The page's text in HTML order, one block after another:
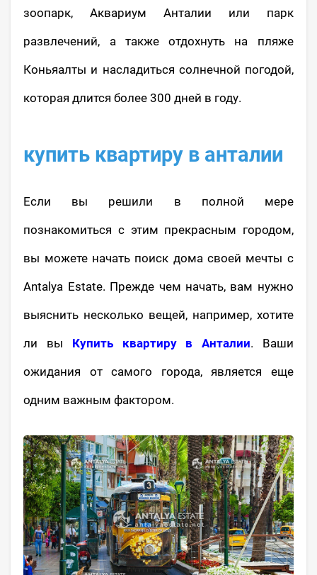
зоопарк, Аквариум Анталии или парк
развлечений, а также отдохнуть на пляже
Коньяалты и насладиться солнечной погодой,
которая длится более 300 дней в году.
купить квартиру в анталии
Если вы решили в полной мере
познакомиться с этим прекрасным городом,
вы можете начать поиск дома своей мечты с
Antalya Estate. Прежде чем начать, вам нужно
выяснить несколько вещей, например, хотите
ли вы Купить квартиру в Анталии. Ваши
ожидания от самого города, является еще
одним важным фактором.